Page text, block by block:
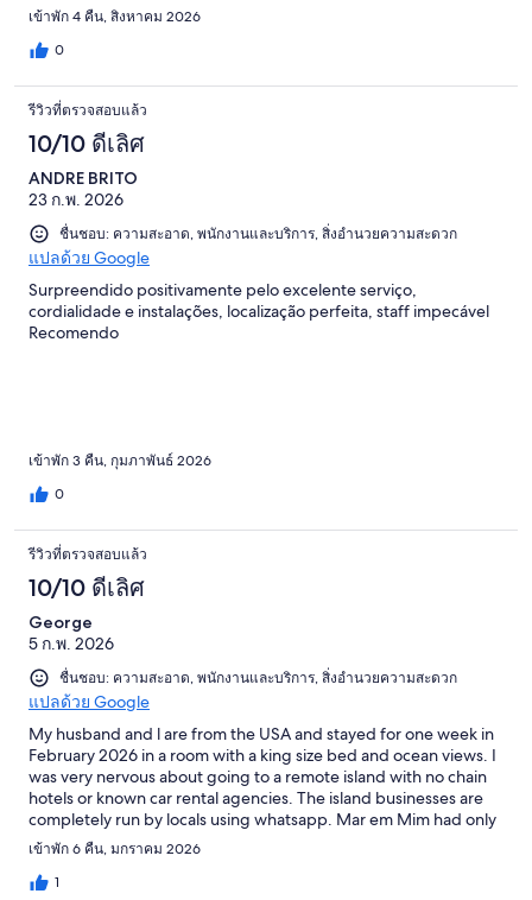
plan anything you want to do stress free. Kimberlly was
especially knowledgeable and helpful to us. The breakfast is
delicious and has many options available right when you get up.
There are not many total rooms and they are perfectly situated
for privacy and an incredible ocean view. They even made one
what you get for Noronha. Overall one of the BEST hotel
easier!!
เข้าพัก 4 คืน, สิงหาคม 2026
0
รีวิวที่ตรวจสอบแล้ว
10/10 ดีเลิศ
ANDRE BRITO
23 ก.พ. 2026
ชื่นชอบ: ความสะอาด, พนักงานและบริการ, สิ่งอำนวยความสะดวก
แปลด้วย Google
Surpreendido positivamente pelo excelente serviço,
cordialidade e instalações, localização perfeita, staff impecável
Recomendo
เข้าพัก 3 คืน, กุมภาพันธ์ 2026
0
รีวิวที่ตรวจสอบแล้ว
10/10 ดีเลิศ
George
5 ก.พ. 2026
ชื่นชอบ: ความสะอาด, พนักงานและบริการ, สิ่งอำนวยความสะดวก
แปลด้วย Google
My husband and l are from the USA and stayed for one week in
February 2026 in a room with a king size bed and ocean views. I
was very nervous about going to a remote island with no chain
hotels or known car rental agencies. The island businesses are
completely run by locals using whatsapp. Mar em Mim had only
12 reviews at the time l made the reservation, so it was kinda
risky, but l it had everything l wanted. I was so pleasantly
surprised. The pousada (bed & breakfast) was exactly as
เข้าพัก 6 คืน, มกราคม 2026
1